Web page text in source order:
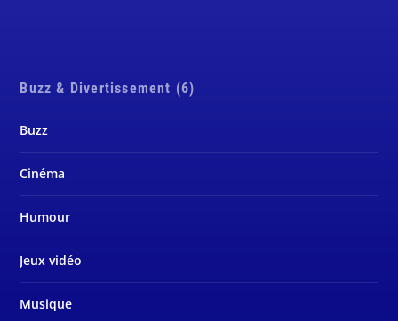
Buzz & Divertissement (6)
Buzz
Cinéma
Humour
Jeux vidéo
Musique